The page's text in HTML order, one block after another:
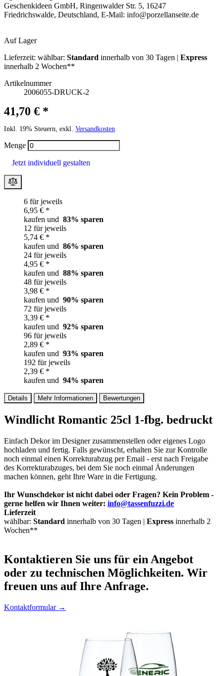
Geschenkideen GmbH, Ringenwalder Str. 5, 16247
Friedrichswalde, Deutschland, E-Mail: info@porzellanseite.de
Auf Lager
Lieferzeit: wählbar: Standard innerhalb von 30 Tagen | Express
innerhalb 2 Wochen**
Artikelnummer
2006055-DRUCK-2
41,70 € *
Inkl. 19% Steuern, exkl. Versandkosten
Menge
Jetzt individuell gestalten
6 für jeweils
6,95 € *
kaufen und 83% sparen
12 für jeweils
5,74 € *
kaufen und 86% sparen
24 für jeweils
4,95 € *
kaufen und 88% sparen
48 für jeweils
3,98 € *
kaufen und 90% sparen
72 für jeweils
3,39 € *
kaufen und 92% sparen
96 für jeweils
2,89 € *
kaufen und 93% sparen
192 für jeweils
2,39 € *
kaufen und 94% sparen
Details Mehr Informationen Bewertungen
Windlicht Romantic 25cl 1-fbg. bedruckt
Einfach Dekor im Designer zusammenstellen oder eigenes Logo
hochladen und fertig. Falls gewünscht, erhalten Sie zur Kontrolle
noch einmal einen Korrekturabzug per Email - erst nach Freigabe
des Korrekturabzuges, bei dem Sie noch einmal Änderungen
machen können, geht Ihre Ware in die Fertigung.
Ihr Wunschdekor ist nicht dabei oder Fragen? Kein Problem -
gerne helfen wir Ihnen weiter: info@tassenfuzzi.de
Lieferzeit
wählbar: Standard innerhalb von 30 Tagen | Express innerhalb 2
Wochen**
Kontaktieren Sie uns für ein Angebot
oder zu technischen Möglichkeiten. Wir
freuen uns auf Ihre Anfrage.
Kontaktformular →